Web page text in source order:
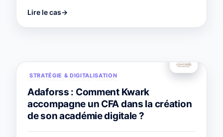
Lire le cas→
STRATÉGIE & DIGITALISATION
SANITAIRE & MÉDICO-SOCIAL
Adaforss : Comment Kwark
accompagne un CFA dans la création
de son académie digitale ?